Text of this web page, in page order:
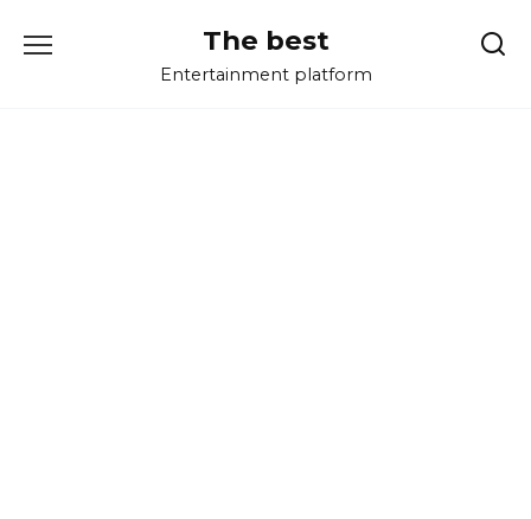
The best
Entertainment platform